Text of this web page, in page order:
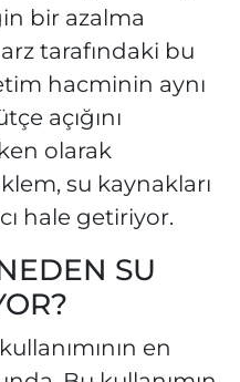
bir azalma
tarafındaki bu
hacminin aynı
açığını
olarak
su kaynakları
hale getiriyor.
SU
en